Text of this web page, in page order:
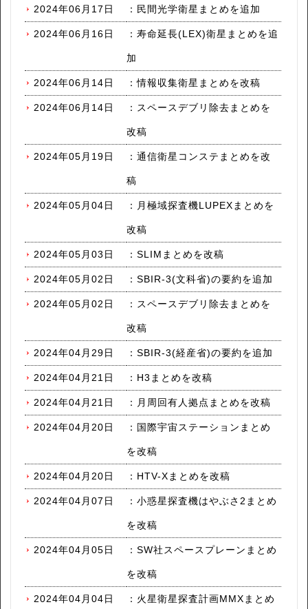
2024年06月17日 ： 民間光学衛星まとめを追加
2024年06月16日 ：寿命延長(LEX)衛星まとめを追
加
2024年06月14日 ：情報収集衛星まとめを改稿
2024年06月14日 ： スペースデブリ除去まとめを
改稿
2024年05月19日 ：通信衛星コンステまとめを改
稿
2024年05月04日 ： 月極域探査機LUPEXまとめを
改稿
2024年05月03日 ：SLIMまとめを改稿
2024年05月02日 ：SBIR-3(文科省)の要約を追加
2024年05月02日 ： スペースデブリ除去まとめを
改稿
2024年04月29日 ：SBIR-3(経産省)の要約を追加
2024年04月21日 ： H3まとめを改稿
2024年04月21日 ： 月周回有人拠点まとめを改稿
2024年04月20日 ： 国際宇宙ステーションまとめ
を改稿
2024年04月20日 ： HTV-Xまとめを改稿
2024年04月07日 ：小惑星探査機はやぶさ2まとめ
を改稿
2024年04月05日 ：SW社スペースプレーンまとめ
を改稿
2024年04月04日 ： 火星衛星探査計画MMXまとめ